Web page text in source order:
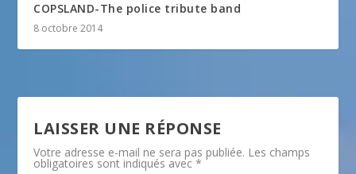
COPSLAND-The police tribute band
8 octobre 2014
LAISSER UNE RÉPONSE
Votre adresse e-mail ne sera pas publiée. Les champs
obligatoires sont indiqués avec*